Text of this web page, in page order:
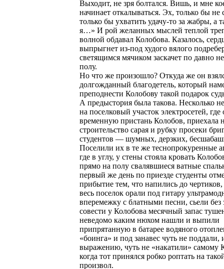
Выходит, не зря болтался. Вишь, и мне
начинает откалываться. Эх, только бы не
только бы ухватить удачу-то за жабры, а
я…» И рой желанных мыслей теплой
волной обдавал Колобова. Казалось,
выпрыгнет из-под худого вялого
светящимся мячиком заскачет по давно
полу.
Но что же произошло? Откуда же он
долгожданный благодетель, который
преподнести Колобову такой подарок
А предыстория была такова. Несколько
на поселковый участок электросетей, где
временную пристань Колобов, приехала
строительство сарая и рубку просеки
студентов — шумных, дерзких,
Поселили их в те же теснопрокуренные
где в углу, у стены стояла кровать
прямо на полу свалявшиеся ватные
первый же день по приезде студенты
прибытие тем, что напились до
весь поселок орали под гитару
вперемежку с блатными песни, сьели без
совести у Колобова месячный запас
неведомо каким нюхом нашли и выпили
припрятанную в батарее водяного
«боинга» и под занавес чуть не поддали,
выражению, чуть не «накатили» самому
когда тот принялся робко роптать на
произвол.